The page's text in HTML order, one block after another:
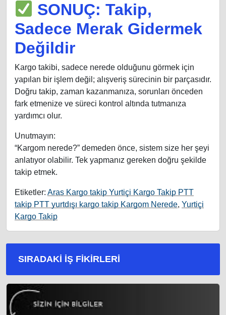
SONUÇ: Takip,
Sadece Merak Gidermek
Değildir
Kargo takibi, sadece nerede olduğunu görmek için
yapılan bir işlem değil; alışveriş sürecinin bir parçasıdır.
Doğru takip, zaman kazanmanıza, sorunları önceden
fark etmenize ve süreci kontrol altında tutmanıza
yardımcı olur.
Unutmayın:
“Kargom nerede?” demeden önce, sistem size her şeyi
anlatıyor olabilir. Tek yapmanız gereken doğru şekilde
takip etmek.
Etiketler: Aras Kargo takip Yurtiçi Kargo Takip PTT
takip PTT yurtdışı kargo takip Kargom Nerede, Yurtiçi
Kargo Takip
SIRADAKI İŞ FIKIRLERI